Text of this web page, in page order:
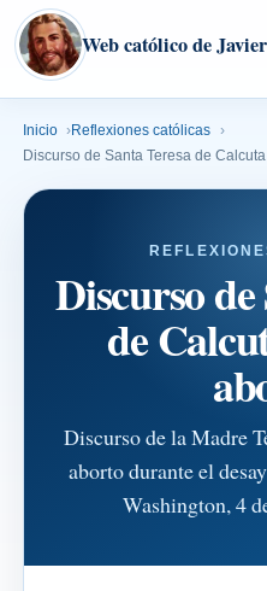
Web católico de Javier
Inicio
Reflexiones católicas
Discurso de Santa Teresa de
Discurso
de
Discurso de la Madre
aborto durante el
Washington, 4